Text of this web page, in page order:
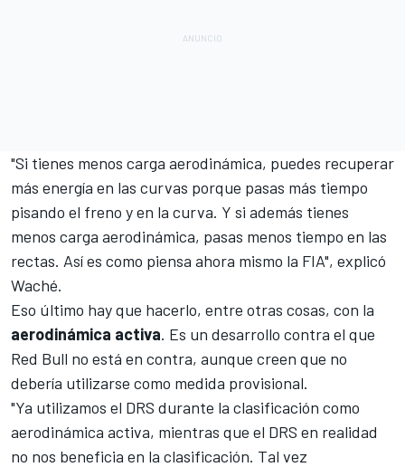
"Si tienes menos carga aerodinámica, puedes recuperar
más energía en las curvas porque pasas más tiempo
pisando el freno y en la curva. Y si además tienes
menos carga aerodinámica, pasas menos tiempo en las
rectas. Así es como piensa ahora mismo la FIA", explicó
Waché.
Eso último hay que hacerlo, entre otras cosas, con la
aerodinámica activa. Es un desarrollo contra el que
Red Bull no está en contra, aunque creen que no
debería utilizarse como medida provisional.
"Ya utilizamos el DRS durante la clasificación como
aerodinámica activa, mientras que el DRS en realidad
no nos beneficia en la clasificación. Tal vez